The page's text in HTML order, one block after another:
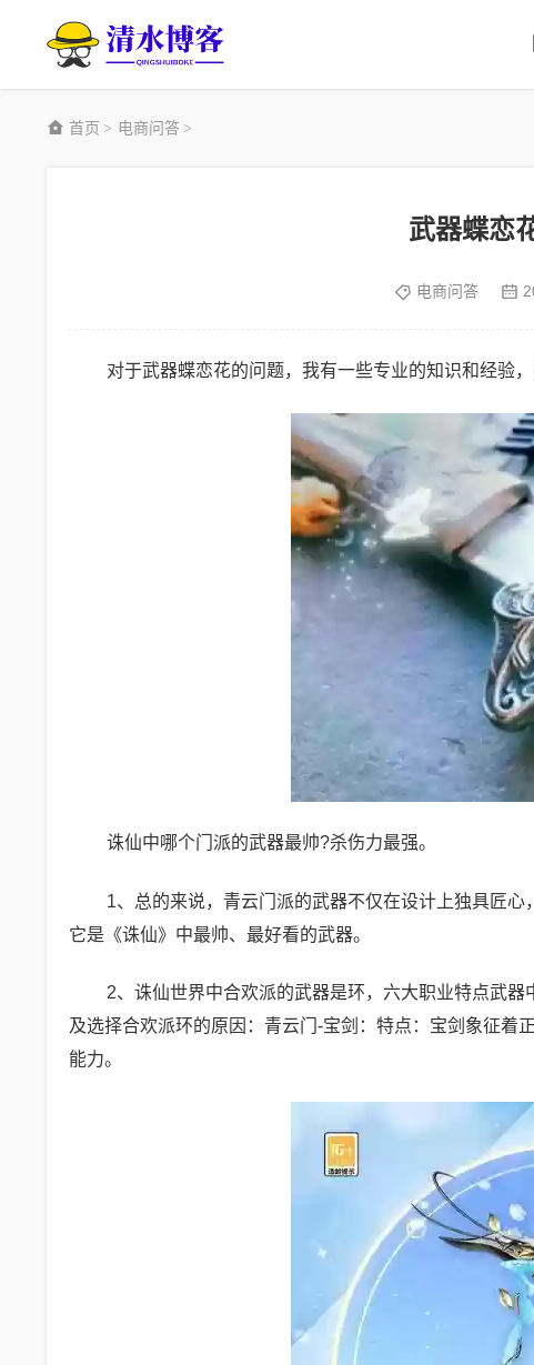
首页 > 电商问答 >
武器蝶恋
电商问答
对于武器蝶恋花的问题，我有一些专业的知识和经验
诛仙中哪个门派的武器最帅?杀伤力最强。
1、总的来说，青云门派的武器不仅在设计上独具匠
它是《诛仙》中最帅、最好看的武器。
2、诛仙世界中合欢派的武器是环，六大职业特点武
及选择合欢派环的原因：青云门-宝剑：特点：宝剑象征着
能力。